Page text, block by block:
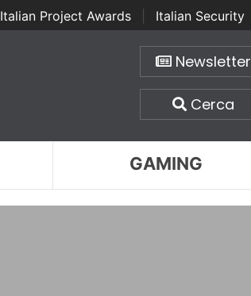
Italian Project Awards
Italian Security
Newsletter
Cerca
GAMING